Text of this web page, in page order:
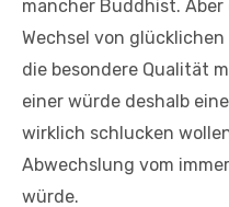
mancher Buddhist.
Wechsel von
die besondere Qualität
einer würde deshalb
wirklich schlucken
Abwechslung vom
würde.